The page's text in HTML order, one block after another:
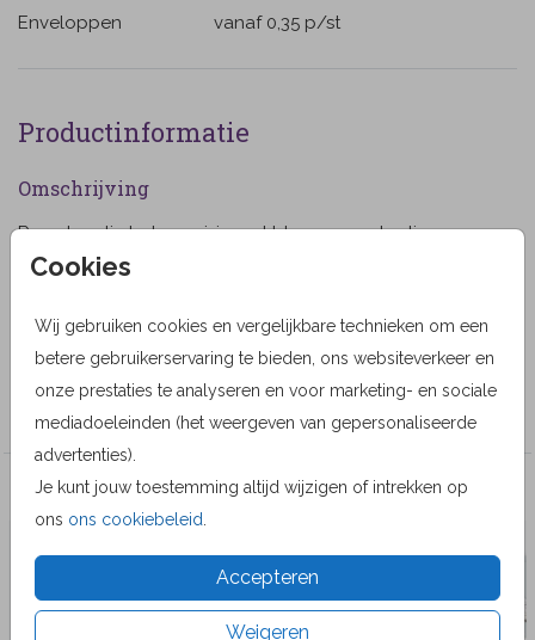
Cookies
Wij gebruiken cookies en vergelijkbare technieken om een
betere gebruikerservaring te bieden, ons websiteverkeer en
onze prestaties te analyseren en voor marketing- en sociale
mediadoeleinden (het weergeven van gepersonaliseerde
advertenties).
Je kunt jouw toestemming altijd wijzigen of intrekken op
ons ons cookiebeleid
Accepteren
Weigeren
Enveloppen
vanaf 0,35 p/st
Productinformatie
Omschrijving
Rouwkaartje baby meisje met bloemen en hartjes.
(1039)
Lievez
Collectie
Veel gekozen producten